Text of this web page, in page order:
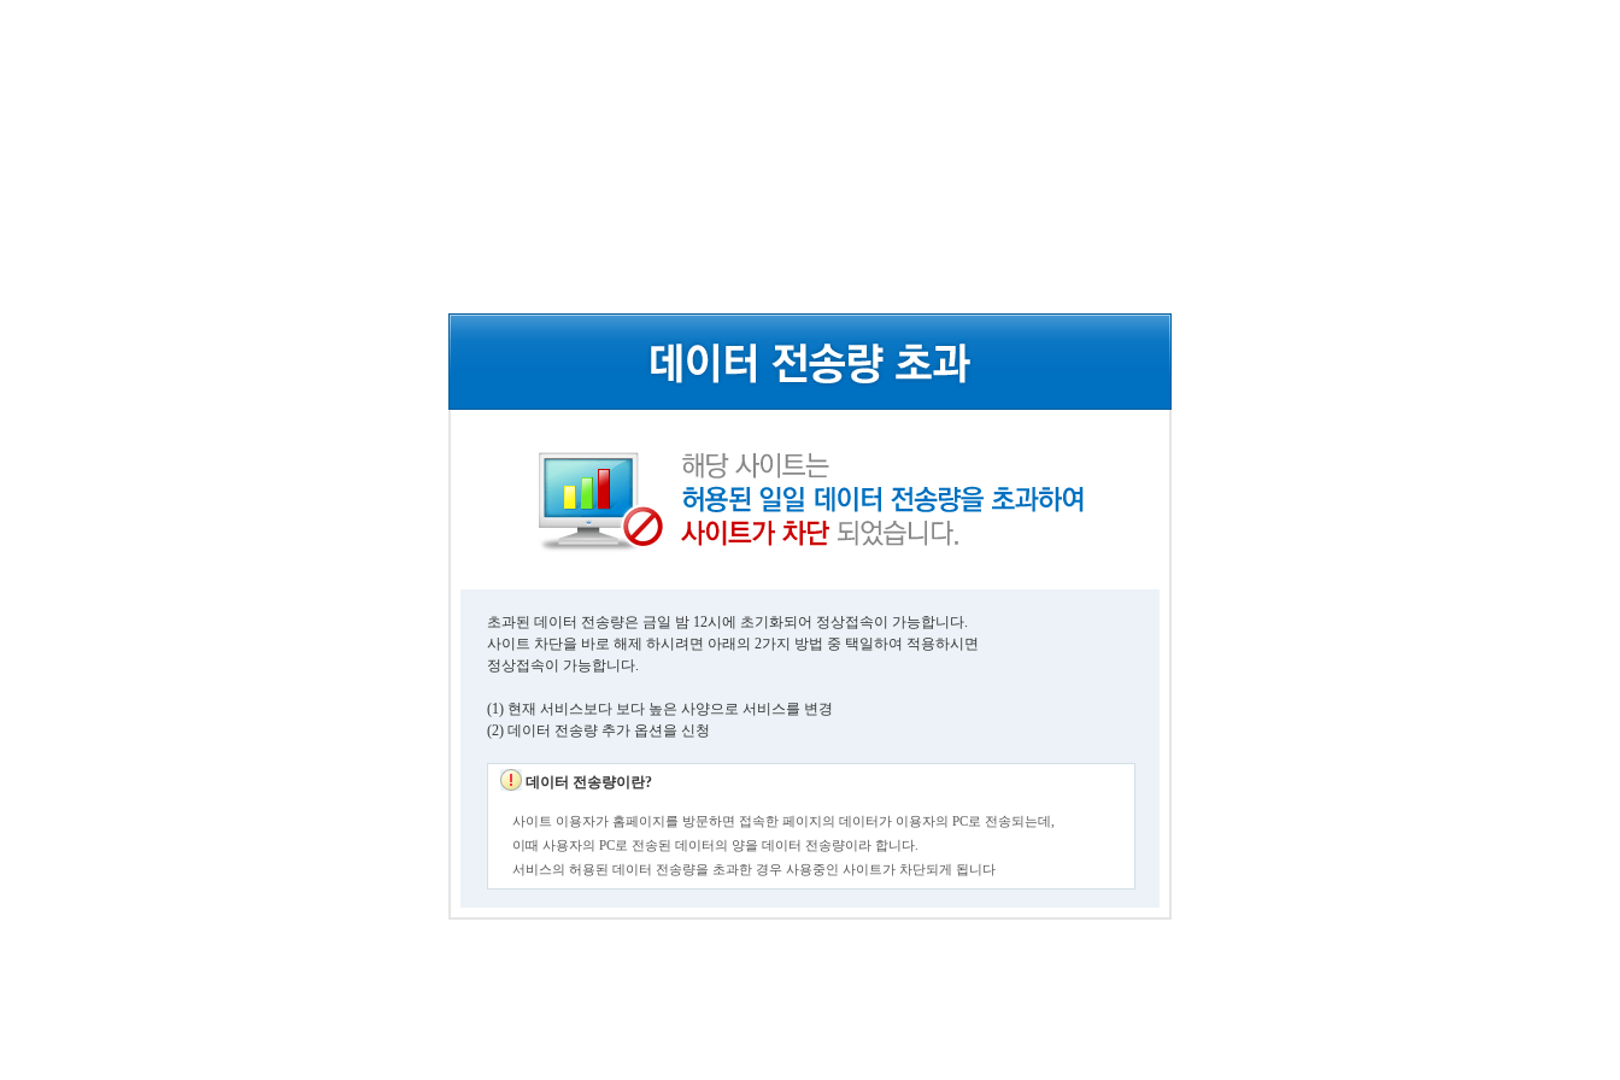
초과된 데이터 전송량은 금일 밤 12시에 초기화되어 정상접속이 가능합니다.
사이트 차단을 바로 해제 하시려면 아래의 2가지 방법 중 택일하여 적용하시면
정상접속이 가능합니다.
(1) 현재 서비스보다 보다 높은 사양으로 서비스를 변경
(2) 데이터 전송량 추가 옵션을 신청
데이터 전송량이란?
사이트 이용자가 홈페이지를 방문하면 접속한 페이지의 데이터가 이용자의 PC로 전송되는데,
이때 사용자의 PC로 전송된 데이터의 양을 데이터 전송량이라 합니다.
서비스의 허용된 데이터 전송량을 초과한 경우 사용중인 사이트가 차단되게 됩니다